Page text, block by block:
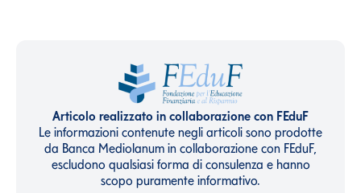
Articolo realizzato in collaborazione con FEduF
Le informazioni contenute negli articoli sono prodotte
da Banca Mediolanum in collaborazione con FEduF,
escludono qualsiasi forma di consulenza e hanno
scopo puramente informativo.